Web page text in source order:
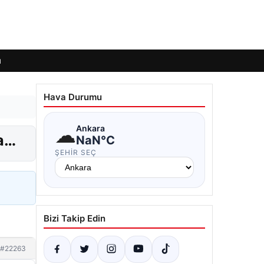
#22263
Hava Durumu
☁Ankara
NaN°C
ŞEHIR SEÇ
Bizi Takip Edin